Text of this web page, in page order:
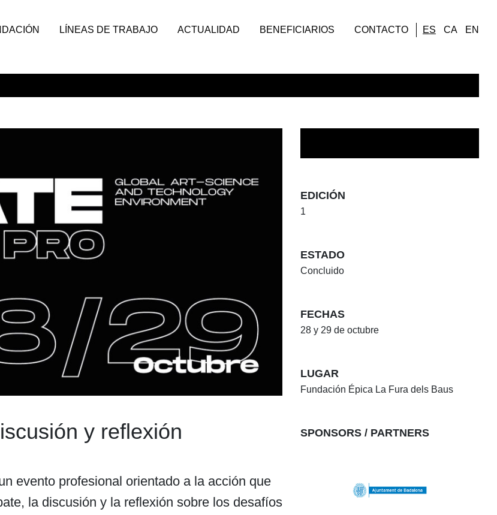
LÍNEAS DE TRABAJO ACTUALIDAD BENEFICIARIOS CONTACTO ES CA EN
y reflexión
evento profesional orientado a la acción que
la discusión y la reflexión sobre los desafíos
EDICIÓN
1
ESTADO
Concluido
FECHAS
28 y 29 de octubre
LUGAR
Fundación Épica La Fura dels Baus
SPONSORS / PARTNERS